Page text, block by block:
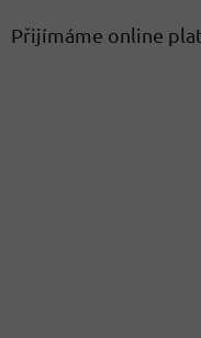
Přijímáme online